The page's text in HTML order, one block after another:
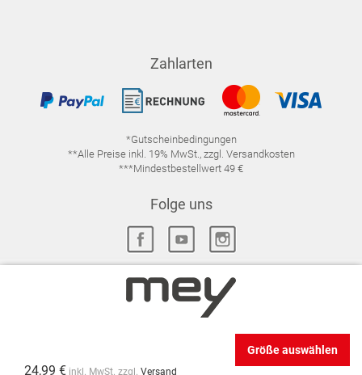
24,99 € inkl. MwSt. zzgl. Versand
Größe auswählen
Zahlarten
*Gutscheinbedingungen
**Alle Preise inkl. 19% MwSt., zzgl. Versandkosten
***Mindestbestellwert 49 €
Folge uns
DATENSCHUTZ
WIDERRUFSRECHT
VERTRAG WIDERRUFEN